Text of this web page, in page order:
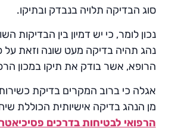
סוג הבדיקה תלויה בנבדק ובתיקו.
נכון לומר, כי יש דמיון בין הבדיקות
נהג תהיה בדיקה מעט שונה וזאת על
הרופא, אשר בודק את תיקו במכון
אגלה כי ברוב המקרים בדיקת
מן הנהג בדיקה אישיותית הכוללת
הרפואי לבטיחות בדרכים